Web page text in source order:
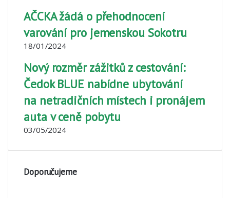
AČCKA žádá o přehodnocení
varování pro jemenskou Sokotru
18/01/2024
Nový rozměr zážitků z cestování:
Čedok BLUE nabídne ubytování
na netradičních místech i pronájem
auta v ceně pobytu
03/05/2024
Doporučujeme